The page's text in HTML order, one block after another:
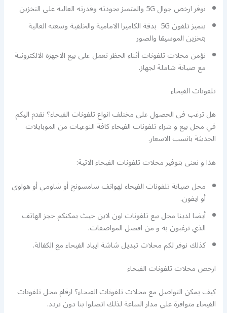
نوفر ارخص جوال 5G والمتميز بجودته وقدرته العالية على التخزين
يتميز تلفون 5G بدقة الكاميرا الامامية والخلفية وسعته العالية
بتخزين الموسيقا والصور
نؤمن محلات تلفونات أثناء الحظر تعمل على بيع الاجهزة الالكترونية
مع صيانة شاملة لجهاز.
تلفونات الفيحاء
هل ترغب في الحصول على مختلف انواع تلفونات الفيحاء؟ نقدم اليكم
في محل بيع و شراء تلفونات الفيحاء كافة النوعيات من الموبايلات
الحديثة بانسب الاسعار.
هذا و نعنى بتوفير محلات تلفونات الفيحاء الاتية:
محل صيانة تلفونات الفيحاء لهواتف سامسونج أو شاومي أو هواوي
أو ايفون.
أيضا لدينا محل بيع تلفونات اون لاين حيث يمكنكم حجز الهاتف
الذي ترغبون به و من افضل المواصفات.
كذلك نوفر لكم محلات تبديل شاشة ايباد الفيحاء مع الكفالة.
ارخص محلات تلفونات الفيحاء
كيف يمكن التواصل مع محلات تلفونات الفيحاء؟ ارقام محل تلفونات
الفيحاء متوافرة علي مدار الساعة لذلك اتصلوا بنا دون تردد.